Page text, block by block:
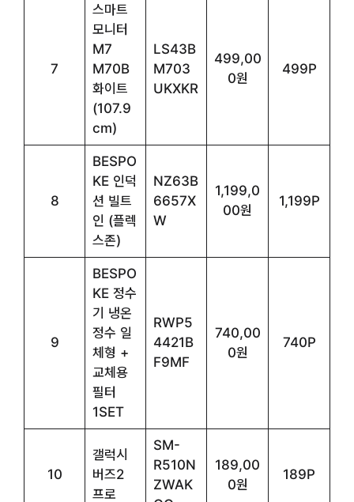
7
스마트
모니터
M7
M70B
화이트
(107.9
cm)
LS43B
M703
UKXKR
499,00
0원
499P
8
BESPO
KE 인덕
션 빌트
인 (플렉
스존)
NZ63B
6657X
W
1,199,0
00원
1,199P
9
BESPO
KE 정수
기 냉온
정수 일
체형 +
교체용
필터
1SET
RWP5
4421B
F9MF
740,00
0원
740P
10
갤럭시
버즈2
프로
SM-
R510N
ZWAK
189,00
0원
189P